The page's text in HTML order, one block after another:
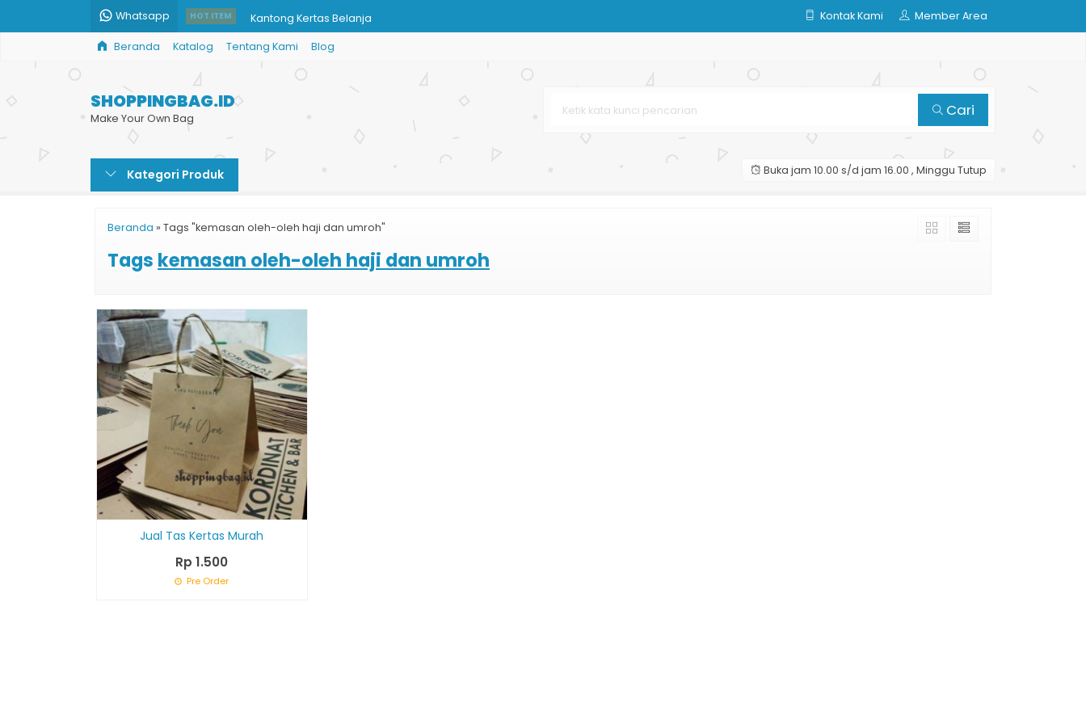
Whatsapp HOT ITEM Kantong Kertas Belanja
Paper Bag Restoran
Custom Paper Shopping Bag Murah
Paper Bag Skin Care
Kontak Kami Member Area
Beranda Katalog Tentang Kami Blog
SHOPPINGBAG.ID
Make Your Own Bag Cari
Kategori Produk Buka jam 10.00 s/d jam 16.00 , Minggu Tutup
Beranda » Tags "kemasan oleh-oleh haji dan umroh"
Tags kemasan oleh-oleh haji dan umroh
Jual Tas Kertas Murah
Rp 1.500
Pre Order